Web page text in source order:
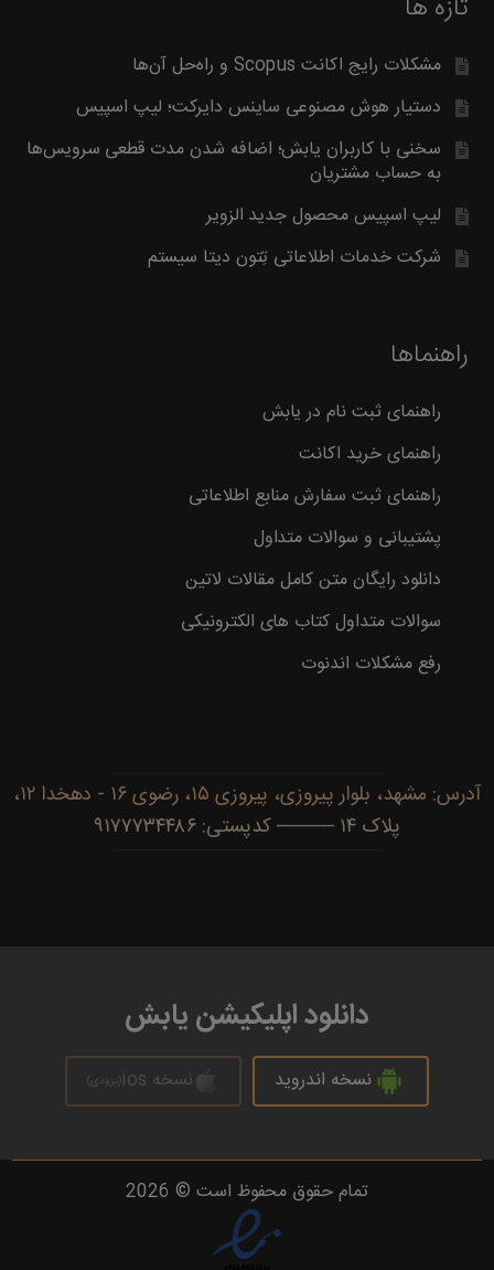
تازه ها
مشکلات رایج اکانت Scopus و راه‌حل آن‌ها
دستیار هوش مصنوعی ساینس دایرکت؛ لیپ اسپیس
سخنی با کاربران یابش؛ اضافه شدن مدت قطعی سرویس‌ها
به حساب مشتریان
لیپ اسپیس محصول جدید الزویر
شرکت خدمات اطلاعاتی تِتون دیتا سیستم
راهنماها
راهنمای ثبت نام در یابش
راهنمای خرید اکانت
راهنمای ثبت سفارش منابع اطلاعاتی
پشتیبانی و سوالات متداول
دانلود رایگان متن کامل مقالات لاتین
سوالات متداول کتاب های الکترونیکی
رفع مشکلات اندنوت
آدرس: مشهد، بلوار پیروزی، پیروزی ۱۵، رضوی ۱۶ - دهخدا ۱۲،
پلاک ۱۴ ──── کدپستی: ۹۱۷۷۷۳۴۴۸۶
دانلود اپلیکیشن یابش
نسخه اندروید نسخه ios (بزودی)
تمام حقوق محفوظ است © 2026